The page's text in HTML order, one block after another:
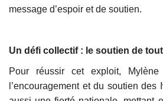
message d’espoir et de soutien.
Un défi collectif : le soutien de
Pour réussir cet exploit,
l’encouragement et du soutien